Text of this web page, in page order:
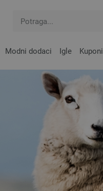
Modni dodaci Igle Kuponi